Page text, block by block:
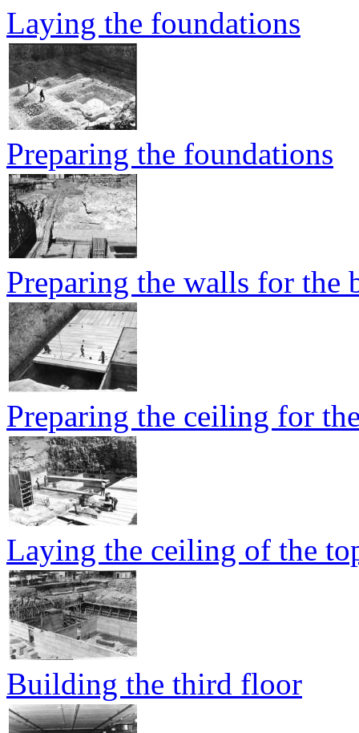
Laying the foundations
Preparing the foundations
Preparing the walls for the
Preparing the ceiling for
Laying the ceiling of the
Building the third floor